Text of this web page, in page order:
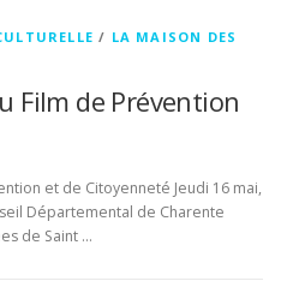
/ LA MAISON DES
Film de Prévention
et de Citoyenneté Jeudi 16 mai,
Départemental de Charente
de Saint …